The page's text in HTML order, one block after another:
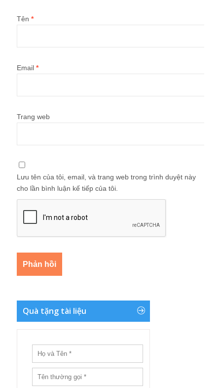
Tên *
Email *
Trang web
Lưu tên của tôi, email, và trang web trong trình duyệt này
cho lần bình luận kế tiếp của tôi.
Quà tặng tài liệu